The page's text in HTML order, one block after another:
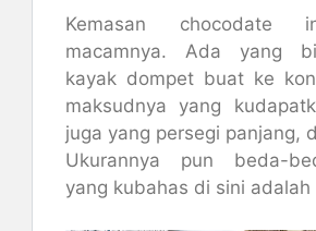
Kemasan chocodate
macamnya. Ada yang
kayak dompet buat ke
maksudnya yang
juga yang persegi panjang,
Ukurannya pun beda-
yang kubahas di sini adalah